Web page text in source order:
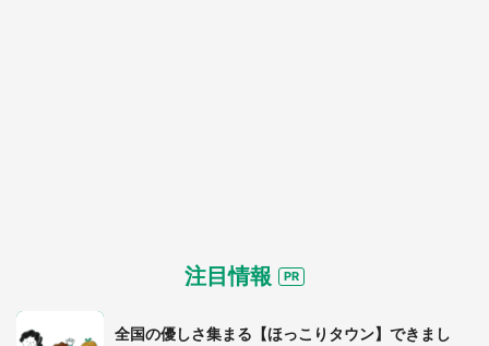
注目情報
全国の優しさ集まる【ほっこりタウン】できまし